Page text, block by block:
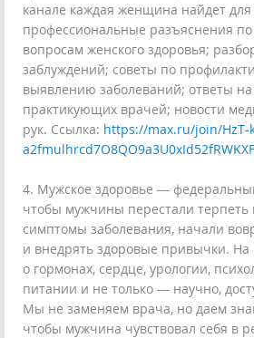
канале каждая женщина найдет для
профессиональные разъяснения
вопросам женского здоровья;
заблуждений; советы по
выявлению заболеваний; ответы
практикующих врачей; новости
рук. Ссылка: https://max.ru/join/HzT-
4. Мужское здоровье —
чтобы мужчины перестали терпеть
симптомы заболевания, начали
и внедрять здоровые привычки.
о гормонах, сердце, урологии,
питании и не только — научно,
Мы не заменяем врача, но даем
чтобы мужчина чувствовал себя в